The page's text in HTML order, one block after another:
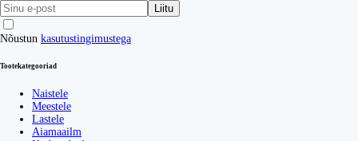
Liitu
Nõustun kasutustingimustega
Tootekategooriad
Naistele
Meestele
Lastele
Aiamaailm